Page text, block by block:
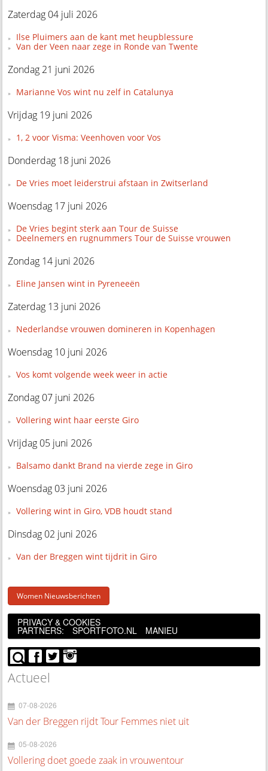
Zaterdag 04 juli 2026
Ilse Pluimers aan de kant met heupblessure
Van der Veen naar zege in Ronde van Twente
Zondag 21 juni 2026
Marianne Vos wint nu zelf in Catalunya
Vrijdag 19 juni 2026
1, 2 voor Visma: Veenhoven voor Vos
Donderdag 18 juni 2026
De Vries moet leiderstrui afstaan in Zwitserland
Woensdag 17 juni 2026
De Vries begint sterk aan Tour de Suisse
Deelnemers en rugnummers Tour de Suisse vrouwen
Zondag 14 juni 2026
Eline Jansen wint in Pyreneeën
Zaterdag 13 juni 2026
Nederlandse vrouwen domineren in Kopenhagen
Woensdag 10 juni 2026
Vos komt volgende week weer in actie
Zondag 07 juni 2026
Vollering wint haar eerste Giro
Vrijdag 05 juni 2026
Balsamo dankt Brand na vierde zege in Giro
Woensdag 03 juni 2026
Vollering wint in Giro, VDB houdt stand
Dinsdag 02 juni 2026
Van der Breggen wint tijdrit in Giro
Women Nieuwsberichten
PRIVACY & COOKIES
PARTNERS: SPORTFOTO.NL MANIEU
Actueel
07-08-2026
Van der Breggen rijdt Tour Femmes niet uit
05-08-2026
Vollering doet goede zaak in vrouwentour